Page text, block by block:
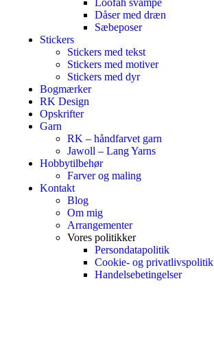
Loofah svampe
Dåser med dræn
Sæbeposer
Stickers
Stickers med tekst
Stickers med motiver
Stickers med dyr
Bogmærker
RK Design
Opskrifter
Garn
RK – håndfarvet garn
Jawoll – Lang Yarns
Hobbytilbehør
Farver og maling
Kontakt
Blog
Om mig
Arrangementer
Vores politikker
Persondatapolitik
Cookie- og privatlivspolitik
Handelsebetingelser